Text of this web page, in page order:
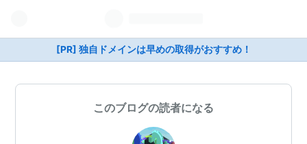
[PR] 独自ドメインは早めの取得がおすすめ！
このブログの読者になる